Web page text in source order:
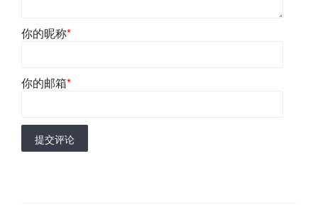
你的昵称*
你的邮箱*
提交评论